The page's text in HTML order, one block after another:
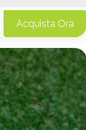
Acquista Ora